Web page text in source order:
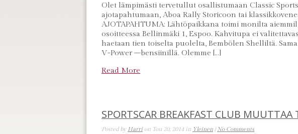
Olet lämpimästi tervetullut osallistumaan Classic
ajotapahtumaan, Aboa Rally Storicoon tai
AJOTAPAHTUMA: Lähtöpaikkana toimi monilta
osoitteessa Bellinmäki 1, Espoo. Kahvitupa ei
haetaan tien toiselta puolelta, Bembölen Shelliltä.
V-Power –bensiinillä. Olemme […]
Read More
SPORTSCAR BREAKFAST CLUB MUUTTAA
Posted by Harrion Tou 20, 2014 in Yleinen |No Comments